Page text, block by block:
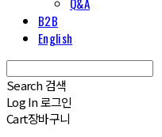
B2B
English
Search 검색
Log In로그인
Cart장바구니